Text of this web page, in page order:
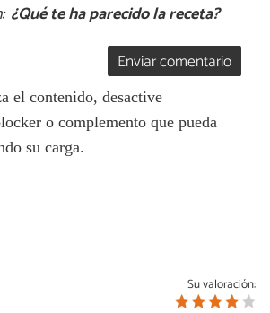
¿Qué te ha parecido la receta?
Enviar comentario
el contenido, desactive
o complemento que pueda
su carga.
Su valoración: